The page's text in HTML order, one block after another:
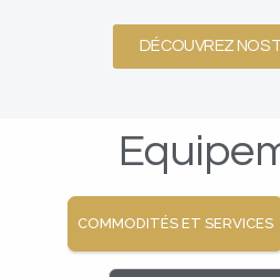
DÉCOUVREZ NOS
COMMODITÉS ET SERVICES